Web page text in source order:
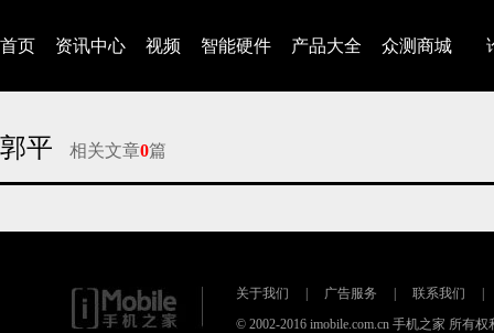
首页 资讯中心 视频 智能硬件 产品大全 众测商城
郭平 相关文章0篇
关于我们 广告服务 联系我们
© 2002-2016 imobile.com.cn 手机之家 所有权